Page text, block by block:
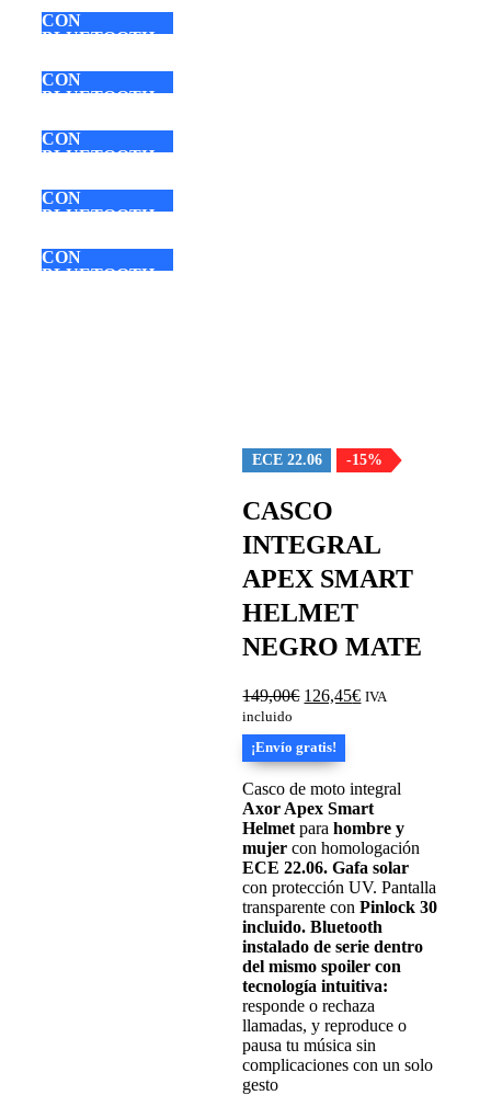
CON
BLUETOOTH
CON
BLUETOOTH
CON
BLUETOOTH
CON
BLUETOOTH
CON
BLUETOOTH
ECE 22.06 -15%
CASCO
INTEGRAL
APEX SMART
HELMET
NEGRO MATE
149,00€ El
original
era:
149,00€.
126,45€ElIVA
incluido
¡Envío gratis!
Casco de moto integral
Axor Apex Smart
Helmet parahombre y
mujer con homologación
ECE 22.06. Gafa solar
con protección UV. Pantalla
transparente con Pinlock 30
incluido. Bluetooth
instalado de serie dentro
del mismo spoiler con
tecnología intuitiva:
responde o rechaza
llamadas, y reproduce o
pausa tu música sin
complicaciones con un solo
gesto